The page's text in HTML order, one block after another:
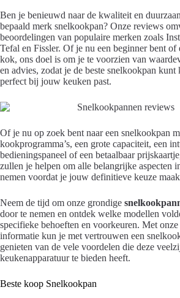
Ben je benieuwd naar de kwaliteit en
bepaald merk snelkookpan? Onze reviews
beoordelingen van populaire merken zoals
Tefal en Fissler. Of je nu een beginner bent of
kok, ons doel is om je te voorzien van
en advies, zodat je de beste snelkookpan kunt
perfect bij jouw keuken past.
Of je nu op zoek bent naar een snelkookpan
kookprogramma’s, een grote capaciteit, een
bedieningspaneel of een betaalbaar
zullen je helpen om alle belangrijke aspecten
nemen voordat je jouw definitieve keuze
Neem de tijd om onze grondige
door te nemen en ontdek welke modellen
specifieke behoeften en voorkeuren. Met
informatie kun je met vertrouwen een
genieten van de vele voordelen die deze
keukenapparatuur te bieden heeft.
Beste koop Snelkookpan